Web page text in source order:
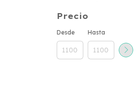
Precio
Desde Hasta